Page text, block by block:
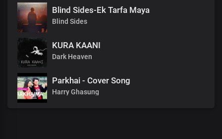
Blind Sides-Ek Tarfa Maya
Blind Sides
KURA KAANI
Dark Heaven
Parkhai - Cover Song
Harry Ghasung